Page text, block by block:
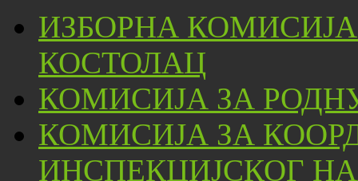
ИЗБОРНА
КОСТОЛАЦ
КОМИСИЈА ЗА
КОМИСИЈА ЗА
ИНСПЕКЦИЈСКОГ